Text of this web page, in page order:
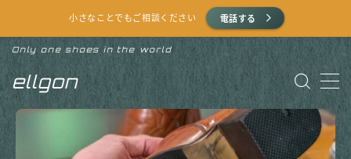
小さなことでもご相談ください 電話する
ellgon
Only one shoes in the world
MENU
HOME
提供サービス